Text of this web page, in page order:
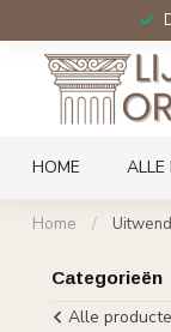
HOME ALLE
Home /
Categorieën
Alle